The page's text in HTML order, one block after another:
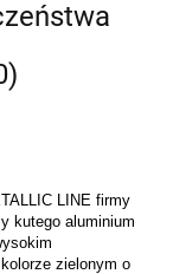
LINE firmy
kutego aluminium
zielonym o